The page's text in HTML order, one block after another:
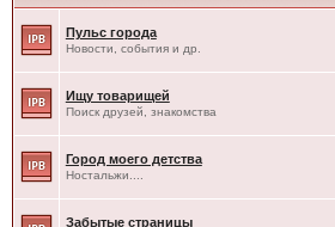
Пульс города
Новости, события и др.
Ищу товарищей
Поиск друзей, знакомства
Город моего детства
Ностальжи....
Забытые страницы